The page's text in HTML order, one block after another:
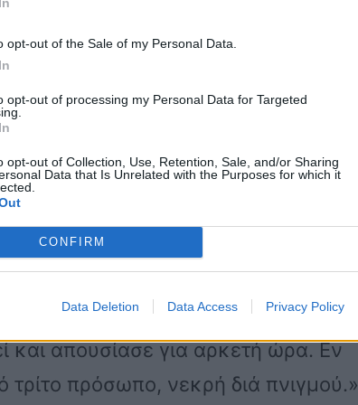
opt-out of the Sale of my Personal Data.
opt-out of processing my Personal Data for Targeted
opt-out of Collection, Use, Retention, Sale, and/or Sharing
Data that Is Unrelated with the Purposes for which it
CONFIRM
Data Deletion Data Access Privacy Policy
ότι τα ως άνω αναφερόμενα
πρόβλημα, μπάνιο σε μη
πυθμένα, καιρικές συνθήκες
πρόσφατη λήψη γεύματος, άγνοια
με κακή εφαρμογή
κολυμβητικού ιματισμού)
ζωής για την ως άνω ανήλικη
ανήλικης κόρης του στο ανωτέρω
και απουσίασε για αρκετή ώρα. Εν
τρίτο πρόσωπο, νεκρή διά πνιγμού.»